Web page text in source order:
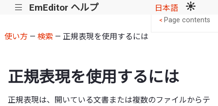
||| EmEditor ヘルプ 日本語
使い方— 検索 — 正規表現を使用するには
正規表現を使用するには
正規表現は、開いている文書または複数のファイルからテ
< Page contents